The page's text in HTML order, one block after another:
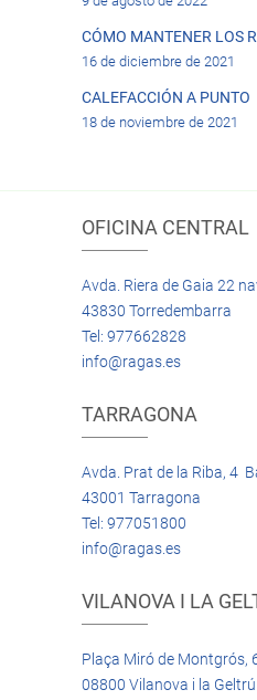
CÓMO MANTENER LOS
16 de diciembre de 2021
CALEFACCIÓN A PUNTO
18 de noviembre de 2021
OFICINA CENTRAL
Avda. Riera de Gaia 22
43830 Torredembarra
Tel: 977662828
info@ragas.es
TARRAGONA
Avda. Prat de la Riba, 4
43001 Tarragona
Tel: 977051800
info@ragas.es
VILANOVA I LA
Plaça Miró de Montgrós,
08800 Vilanova i la